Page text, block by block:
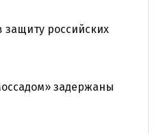
защиту российских
задержаны